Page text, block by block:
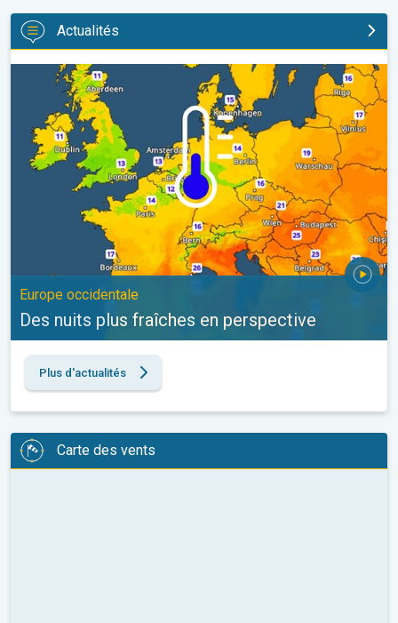
Actualités
Des nuits plus fraîches en perspective. Europe occidentale. . .
Europe occidentale
Des nuits plus fraîches en perspective
Plus d'actualités
Carte des vents